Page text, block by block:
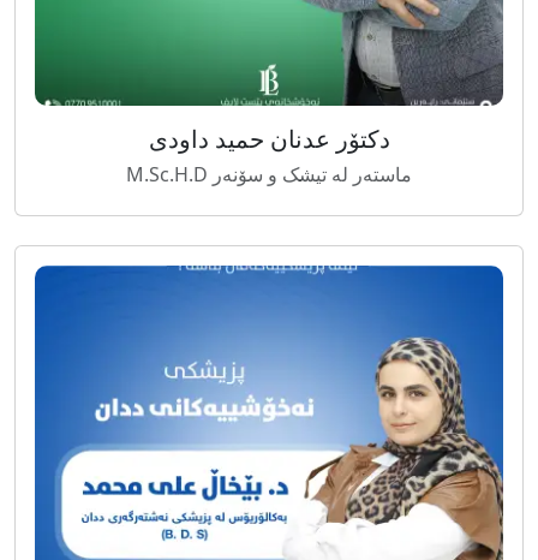
دکتۆر عدنان حمید داودی
ماستەر لە تیشک و سۆنەر M.Sc.H.D